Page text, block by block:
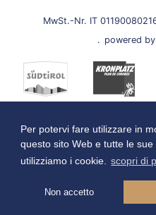
Per potervi fare utilizzare in
questo sito Web e tutte le sue
utilizziamo i cookie.
scopri di
Non accetto
MwSt.-Nr. IT
powered